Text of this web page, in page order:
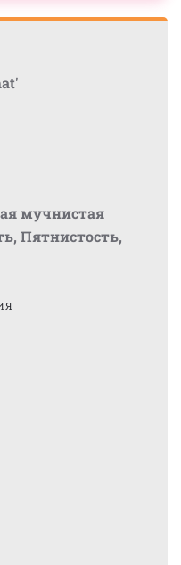
мучнистая
, Пятнистость,